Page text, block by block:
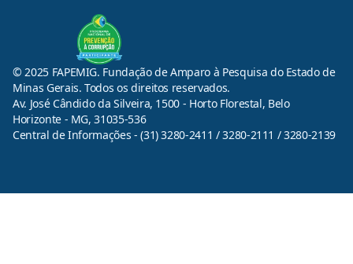
© 2025 FAPEMIG. Fundação de Amparo à Pesquisa do Estado de
Minas Gerais. Todos os direitos reservados.
Av. José Cândido da Silveira, 1500 - Horto Florestal, Belo
Horizonte - MG, 31035-536
Central de Informações - (31) 3280-2411 / 3280-2111 / 3280-2139